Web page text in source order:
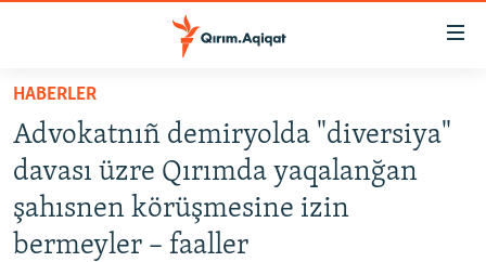
Esas
qaytmaq
Baş
navigatsiyağa
qaytmaq
Qıdıruvğa
HABERLER
SİYASET
İQTİSADİYAT
HABERLER
Advokatnıñ demiryolda "diversiya"
davası üzre Qırımda yaqalanğan
şahısnen körüşmesine izin
bermeyler – faaller